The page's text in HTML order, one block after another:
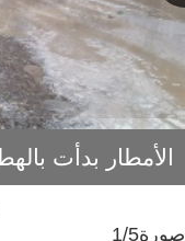
الأمطار بدأت
صورة1/5